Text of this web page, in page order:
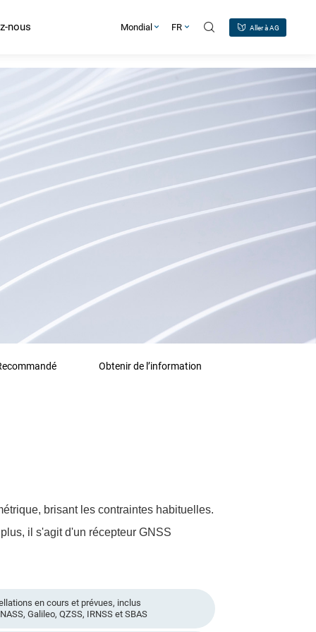
nous Mondial FR Aller à AG
Obtenir de l’information
brisant les contraintes habituelles.
il s'agit d'un récepteur GNSS
en cours et prévues, inclus
Galileo, QZSS, IRNSS et SBAS